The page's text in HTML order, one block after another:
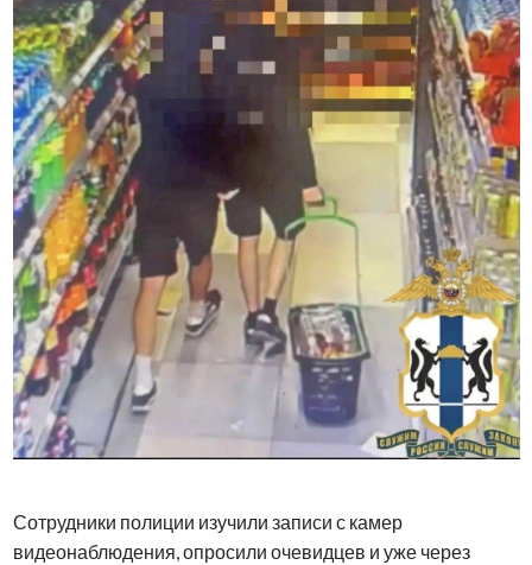
Сотрудники полиции изучили записи с камер
видеонаблюдения, опросили очевидцев и уже через